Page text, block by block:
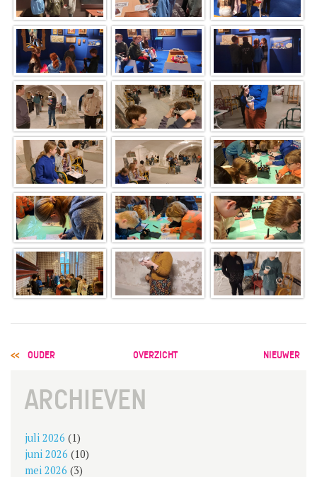
POST
NAVIGATION
OUDER OVERZICHT NIEUWER
ARCHIEVEN
juli 2026 (1)
juni 2026 (10)
mei 2026 (3)